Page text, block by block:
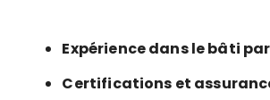
Expérience dans le bâti
Certifications et